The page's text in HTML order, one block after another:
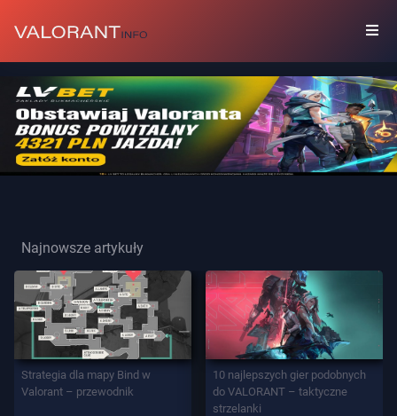
KOLEKCJA
Zestawy
Graffiti
Gracza
Najnowsze artykuły
Strategia dla mapy Bind w
Valorant – przewodnik
10 najlepszych gier podobnych
do VALORANT – taktyczne
strzelanki